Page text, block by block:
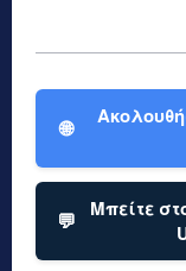
🌐
💬
Μπείτε